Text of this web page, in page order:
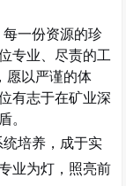
一份资源的珍
专业、尽责的工
愿以严谨的体
有志于在矿业深
。
培养，成于实
业为灯，照亮前